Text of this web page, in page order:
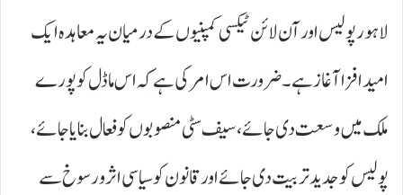
لاہور پولیس اور آن لائن ٹیکسی کمپنیوں کے درمیان یہ معاہدہ ایک
امید افزا آغاز ہے۔ ضرورت اس امر کی ہے کہ اس ماڈل کو پورے
ملک میں وسعت دی جائے، سیف سٹی منصوبوں کو فعال بنایا جائے،
پولیس کو جدید تربیت دی جائے اور قانون کو سیاسی اثر و رسوخ سے